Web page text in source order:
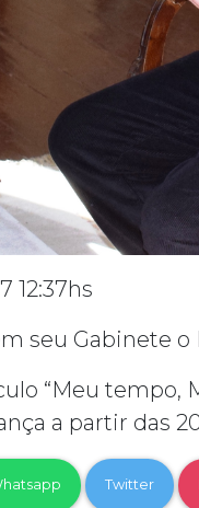
12:37hs
seu Gabinete
“Meu tempo,
a partir das
Twitter